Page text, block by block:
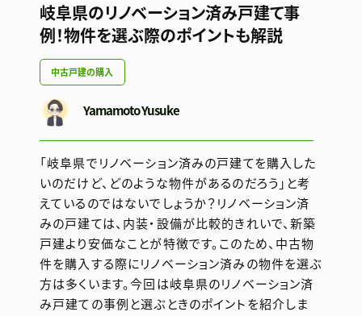
岐阜県のリノベーション済み戸建て事
例！物件を選ぶ際のポイントも解説
中古戸建の購入
Yamamoto Yusuke
「岐阜県でリノベーション済みの戸建てを購入した
いのだけど、どのような物件があるのだろう」と考
えているのではないでしょうか？リノベーション済
みの戸建ては、内装・設備が比較的きれいで、新築
戸建より安価なことが特徴です。このため、中古物
件を購入する際にリノベーション済みの物件を選ぶ
方は多くいます。今回は岐阜県のリノベーション済
み戸建ての事例と選ぶときのポイントを紹介しま